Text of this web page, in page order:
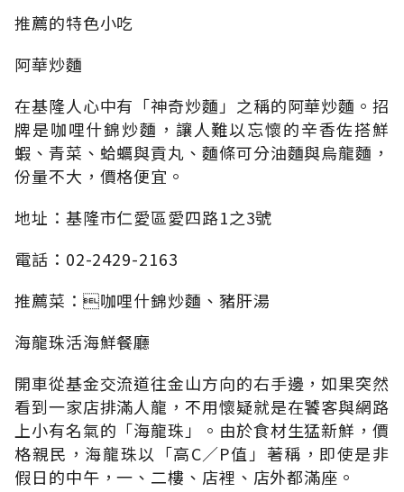
推薦的特色小吃
阿華炒麵
在基隆人心中有「神奇炒麵」之稱的阿華炒麵。招
牌是咖哩什錦炒麵，讓人難以忘懷的辛香佐搭鮮
蝦、青菜、蛤蠣與貢丸、麵條可分油麵與烏龍麵，
份量不大，價格便宜。
地址：基隆市仁愛區愛四路1之3號
電話：02-2429-2163
推薦菜：咖哩什錦炒麵、豬肝湯
海龍珠活海鮮餐廳
開車從基金交流道往金山方向的右手邊，如果突然
看到一家店排滿人龍，不用懷疑就是在饕客與網路
上小有名氣的「海龍珠」。由於食材生猛新鮮，價
格親民，海龍珠以「高C∕P值」著稱，即使是非
假日的中午，一、二樓、店裡、店外都滿座。